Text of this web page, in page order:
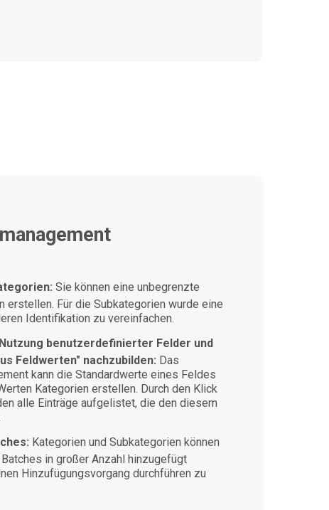
Sie können eine unbegrenzte
erstellen. Für die Subkategorien wurde eine
Identifikation zu vereinfachen.
benutzerdefinierter Felder und
Feldwerten" nachzubilden: Das
kann die Standardwerte eines Feldes
Kategorien erstellen. Durch den Klick
alle Einträge aufgelistet, die den diesem
Kategorien und Subkategorien können
in großer Anzahl hinzugefügt
Hinzufügungsvorgang durchführen zu